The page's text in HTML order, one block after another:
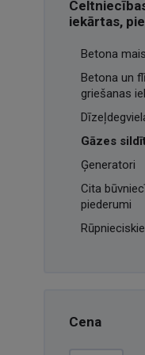
iekārtas,
Betona
Betona un
griešanas
Gāzes
Ģeneratori
Cita
piederumi
Cena